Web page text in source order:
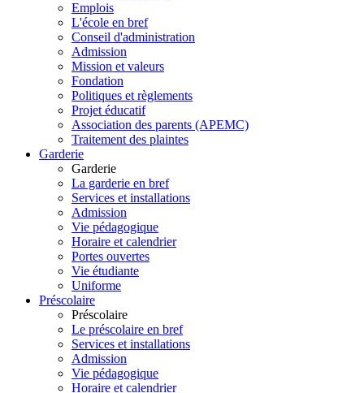
Emplois
L'école en bref
Conseil d'administration
Admission
Mission et valeurs
Fondation
Politiques et règlements
Projet éducatif
Association des parents (APEMC)
Traitement des plaintes
Garderie
Garderie
La garderie en bref
Services et installations
Admission
Vie pédagogique
Horaire et calendrier
Portes ouvertes
Vie étudiante
Uniforme
Préscolaire
Préscolaire
Le préscolaire en bref
Services et installations
Admission
Vie pédagogique
Horaire et calendrier